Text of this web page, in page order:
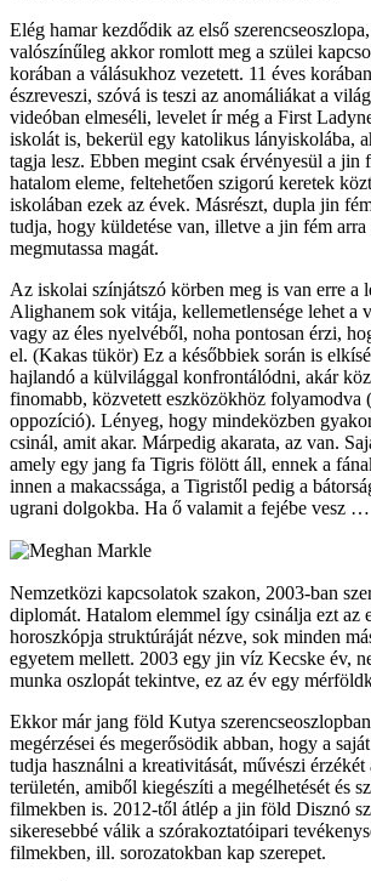
Elég hamar kezdődik az első
valószínűleg akkor romlott meg a szülei
korában a válásukhoz vezetett. 11 éves
észreveszi, szóvá is teszi az anomáliákat a
videóban elmeséli, levelet ír még a First
iskolát is, bekerül egy katolikus lányiskolába,
tagja lesz. Ebben megint csak érvényesül a jin
hatalom eleme, feltehetően szigorú keretek
iskolában ezek az évek. Másrészt, dupla jin
tudja, hogy küldetése van, illetve a jin fém
megmutassa magát.
Az iskolai színjátszó körben meg is van erre a
Alighanem sok vitája, kellemetlensége lehet a
vagy az éles nyelvéből, noha pontosan érzi,
el. (Kakas tükör) Ez a későbbiek során is
hajlandó a külvilággal konfrontálódni, akár
finomabb, közvetett eszközökhöz folyamodva
oppozíció). Lényeg, hogy mindeközben
csinál, amit akar. Márpedig akarata, az van.
amely egy jang fa Tigris fölött áll, ennek a
innen a makacssága, a Tigristől pedig a
ugrani dolgokba. Ha ő valamit a fejébe vesz …
Nemzetközi kapcsolatok szakon, 2003-ban
diplomát. Hatalom elemmel így csinálja ezt az
horoszkópja struktúráját nézve, sok minden
egyetem mellett. 2003 egy jin víz Kecske év,
munka oszlopát tekintve, ez az év egy
Ekkor már jang föld Kutya
megérzései és megerősödik abban, hogy a
tudja használni a kreativitását, művészi
területén, amiből kiegészíti a megélhetését és
filmekben is. 2012-től átlép a jin föld Disznó
sikeresebbé válik a szórakoztatóipari
filmekben, ill. sorozatokban kap szerepet.